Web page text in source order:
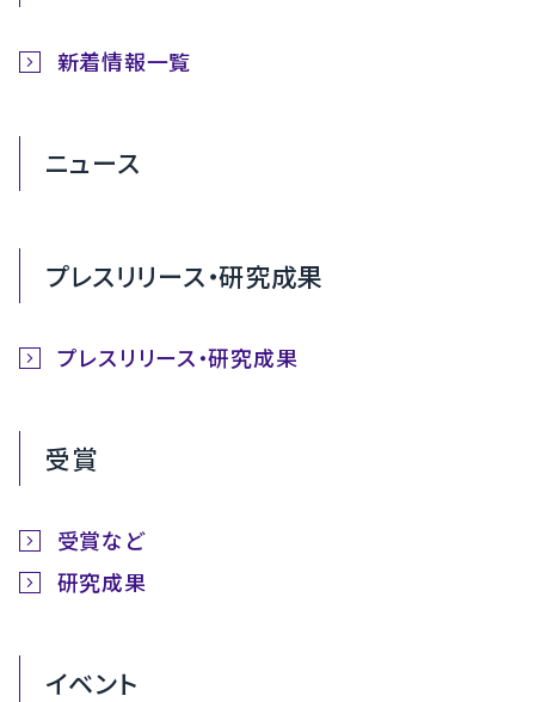
新着情報一覧
ニュース
プレスリリース・研究成果
プレスリリース・研究成果
受賞
受賞など
研究成果
イベント